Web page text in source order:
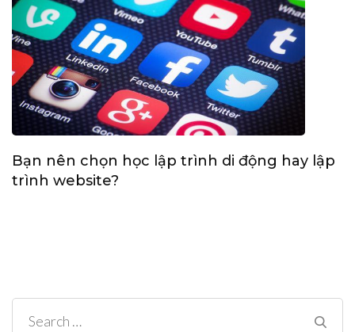
Bạn nên chọn học lập trình di động hay lập
trình website?
Search